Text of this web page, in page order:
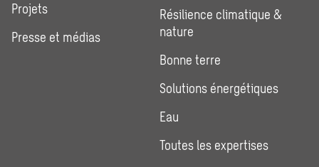
Projets
Presse et médias
Résilience climatique &
nature
Bonne terre
Solutions énergétiques
Eau
Toutes les expertises